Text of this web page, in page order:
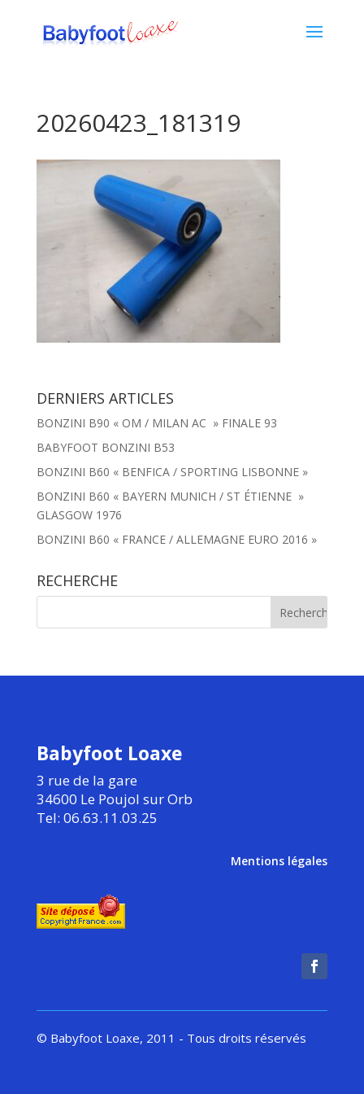
20260423_181319
DERNIERS ARTICLES
BONZINI B90 « OM / MILAN AC » FINALE 93
BABYFOOT BONZINI B53
BONZINI B60 « BENFICA / SPORTING LISBONNE »
BONZINI B60 « BAYERN MUNICH / ST ÉTIENNE »
GLASGOW 1976
BONZINI B60 « FRANCE / ALLEMAGNE EURO 2016 »
RECHERCHE
Babyfoot Loaxe
3 rue de la gare
34600 Le Poujol sur Orb
Tel: 06.63.11.03.25
Mentions légales
© Babyfoot Loaxe, 2011 - Tous droits réservés